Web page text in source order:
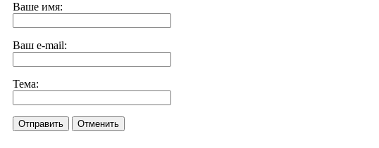
Ваше имя:
Ваш e-mail:
Тема:
Отправить Отменить